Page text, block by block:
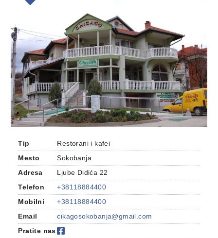
Tip
Restorani i kafei
Mesto
Sokobanja
Adresa
Ljube Didića 22
Telefon
+38118884400
Mobilni
+38118884400
Email
cikagosokobanja@gmail.com
Pratite nas